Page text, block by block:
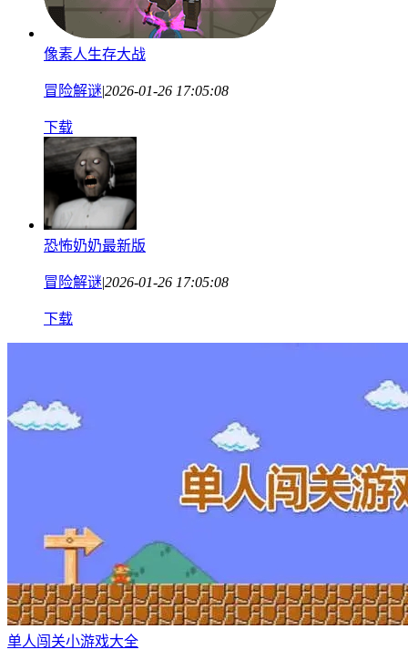
像素人生存大战
冒险解谜|2026-01-26 17:05:08
下载
恐怖奶奶最新版
冒险解谜|2026-01-26 17:05:08
下载
单人闯关小游戏大全